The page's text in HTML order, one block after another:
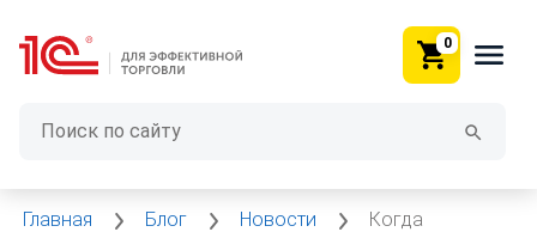
0
Главная Блог Новости
Когда